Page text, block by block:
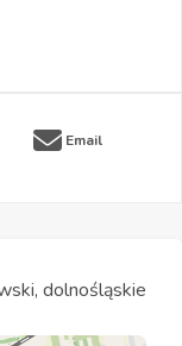
Email
dolnośląskie